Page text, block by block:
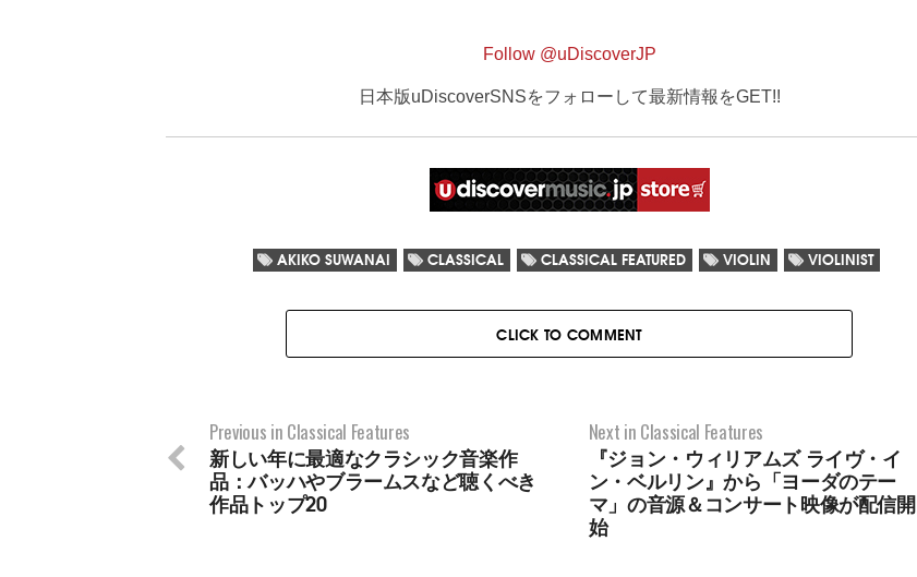
Follow @uDiscoverJP
日本版uDiscoverSNSをフォローして最新情報をGET!!
AKIKO SUWANAI CLASSICAL CLASSICAL FEATURED VIOLIN VIOLINIST
CLICK TO COMMENT
Next in Classical Features
『ジョン・ウィリアムズ ライヴ・イ
ン・ベルリン』から「ヨーダのテー
マ」の音源＆コンサート映像が配信開
始
Previous in Classical Features
新しい年に最適なクラシック音楽作
品：バッハやブラームスなど聴くべき
作品トップ20